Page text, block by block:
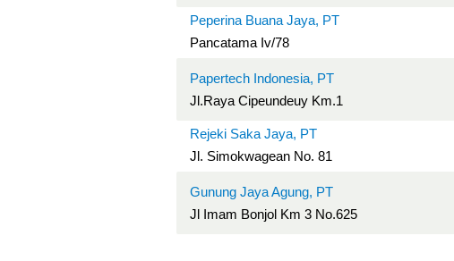
Peperina Buana Jaya, PT
Pancatama Iv/78
Papertech Indonesia, PT
Jl.Raya Cipeundeuy Km.1
Rejeki Saka Jaya, PT
Jl. Simokwagean No. 81
Gunung Jaya Agung, PT
Jl Imam Bonjol Km 3 No.625